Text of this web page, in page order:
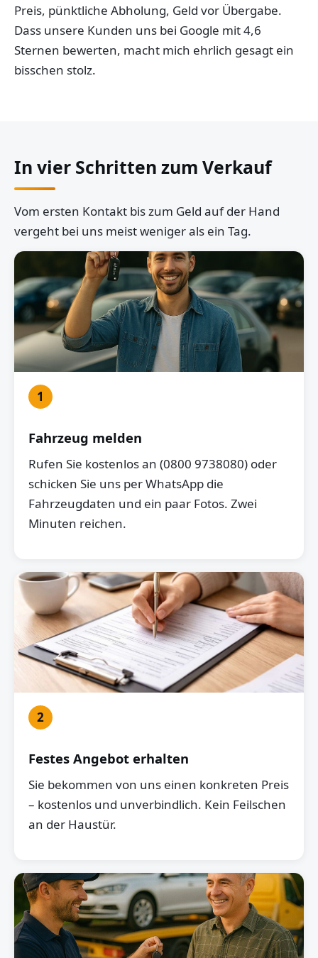
Preis, pünktliche Abholung, Geld vor Übergabe.
Dass unsere Kunden uns bei Google mit 4,6
Sternen bewerten, macht mich ehrlich gesagt ein
bisschen stolz.
In vier Schritten zum Verkauf
Vom ersten Kontakt bis zum Geld auf der Hand
vergeht bei uns meist weniger als ein Tag.
1
Fahrzeug melden
Rufen Sie kostenlos an (0800 9738080) oder
schicken Sie uns per WhatsApp die
Fahrzeugdaten und ein paar Fotos. Zwei
Minuten reichen.
2
Festes Angebot erhalten
Sie bekommen von uns einen konkreten Preis
– kostenlos und unverbindlich. Kein Feilschen
an der Haustür.